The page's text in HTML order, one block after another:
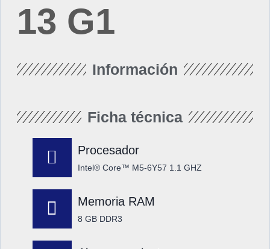
13 G1
Información
Ficha técnica
Procesador
Intel® Core™ M5-6Y57 1.1 GHZ
Memoria RAM
8 GB DDR3